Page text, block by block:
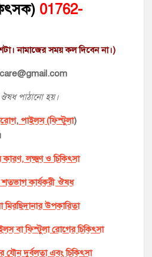
01762-
নামাজের সময় কল দিবেন না।)
ঔষধ পাঠানো হয়।
, পাইলস (ফিস্টুলা)
লক্ষ্মণ ও চিকিৎসা
কার্যকরী ঔষধ
উপকারিতা
বা ফিস্টুলা রোগের চিকিৎসা
দুর্বলতা এবং চিকিৎসা